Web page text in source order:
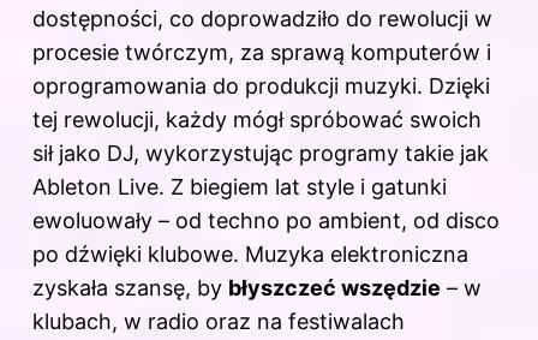
dostępności, co doprowadziło do rewolucji w
procesie twórczym, za sprawą komputerów i
oprogramowania do produkcji muzyki. Dzięki
tej rewolucji, każdy mógł spróbować swoich
sił jako DJ, wykorzystując programy takie jak
Ableton Live. Z biegiem lat style i gatunki
ewoluowały – od techno po ambient, od disco
po dźwięki klubowe. Muzyka elektroniczna
zyskała szansę, by błyszczeć wszędzie – w
klubach, w radio oraz na festiwalach